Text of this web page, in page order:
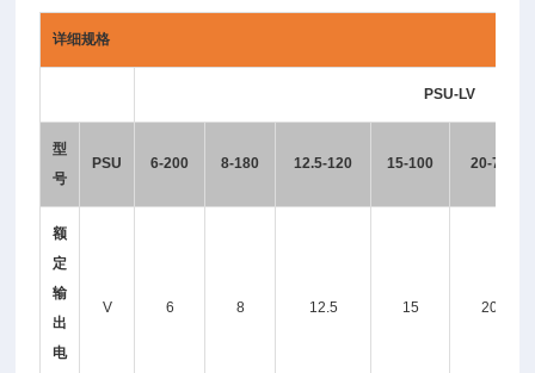
详细规格
PSU-LV
型
号
PSU 6-200 8-180 12.5-120 15-100 20-76
额
定
输
出
电
V 6 8 12.5 15 20